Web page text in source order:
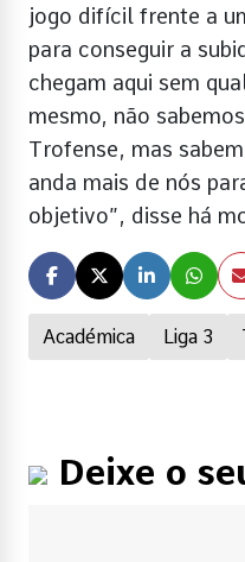
Académica Liga 3
jogo difícil frente a
para conseguir a
chegam aqui sem
mesmo, não
Trofense, mas
anda mais de nós
objetivo”, disse há
Deixe o